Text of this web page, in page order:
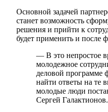
Основной задачей
станет возможность
решения и прийти к
будет применить и после
— В это непростое
молодежное
деловой программе
найти ответы на те
молодые люди
Сергей Галактионов.